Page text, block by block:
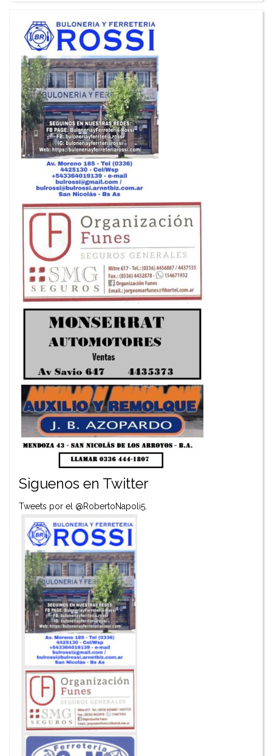
Siguenos en Twitter
Tweets por el @RobertoNapoli5.